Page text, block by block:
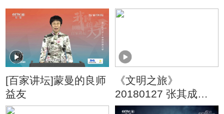
[百家讲坛]蒙曼的良师
益友
《文明之旅》
20180127 张其成
《易经》里的人生智